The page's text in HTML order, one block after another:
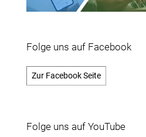
Folge uns auf Facebook
Zur Facebook Seite
Folge uns auf YouTube